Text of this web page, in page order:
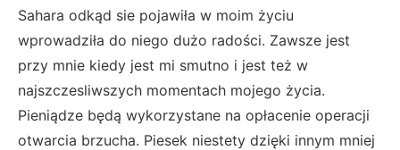
Sahara odkąd sie pojawiła w moim życiu
wprowadziła do niego dużo radości. Zawsze jest
przy mnie kiedy jest mi smutno i jest też w
najszczesliwszych momentach mojego życia.
Pieniądze będą wykorzystane na opłacenie operacji
otwarcia brzucha. Piesek niestety dzięki innym mniej